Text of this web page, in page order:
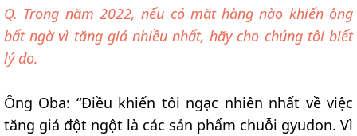
Q. Trong năm 2022, nếu có mặt hàng nào khiến ông
bất ngờ vì tăng giá nhiều nhất, hãy cho chúng tôi biết
lý do.
Ông Oba: “Điều khiến tôi ngạc nhiên nhất về việc
tăng giá đột ngột là các sản phẩm chuỗi gyudon. Vì